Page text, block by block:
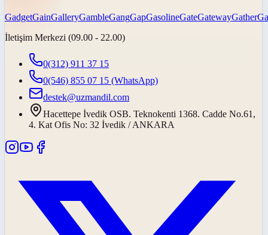
GadgetGainGalleryGambleGangGapGasolineGateGatewayGather
İletişim Merkezi (09.00 - 22.00)
0(312) 911 37 15
0(546) 855 07 15 (WhatsApp)
destek@uzmandil.com
Hacettepe İvedik OSB. Teknokenti 1368. Cadde No.61,
4. Kat Ofis No: 32 İvedik / ANKARA